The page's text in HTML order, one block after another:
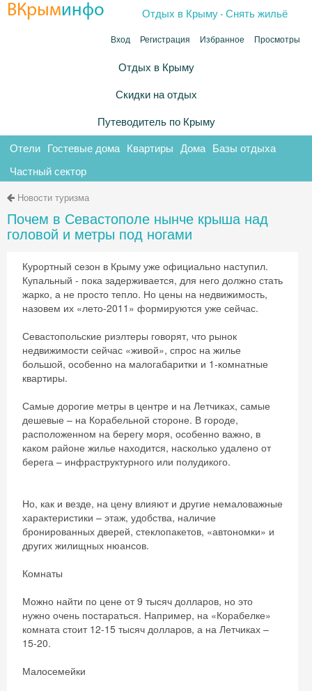
ВКрыминфо Отдых в Крыму .Снять жильё
Вход Регистрация Избранное Просмотры
Отдых в Крыму
Скидки на отдых
Путеводитель по Крыму
Отели Гостевые дома Квартиры Дома Базы отдыха
Частный сектор
Новости туризма
Почем в Севастополе нынче крыша над
головой и метры под ногами
Курортный сезон в Крыму уже официально наступил.
Купальный - пока задерживается, для него должно стать
жарко, а не просто тепло. Но цены на недвижимость,
назовем их «лето-2011» формируются уже сейчас.
Севастопольские риэлтеры говорят, что рынок
недвижимости сейчас «живой», спрос на жилье
большой, особенно на малогабаритки и 1-комнатные
квартиры.
Самые дорогие метры в центре и на Летчиках, самые
дешевые – на Корабельной стороне. В городе,
расположенном на берегу моря, особенно важно, в
каком районе жилье находится, насколько удалено от
берега – инфраструктурного или полудикого.
Но, как и везде, на цену влияют и другие немаловажные
характеристики – этаж, удобства, наличие
бронированных дверей, стеклопакетов, «автономки» и
других жилищных нюансов.
Комнаты
Можно найти по цене от 9 тысяч долларов, но это
нужно очень постараться. Например, на «Корабелке»
комната стоит 12-15 тысяч долларов, а на Летчиках –
15-20.
Малосемейки